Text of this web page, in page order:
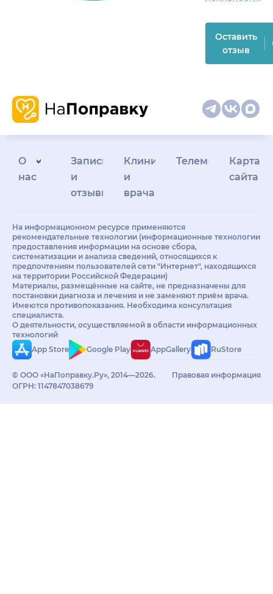
Оставить
отзыв
О
нас
Запись
и
отзывы
Клиникам
и
врачам
Телемедицина
Карта
сайта
На информационном ресурсе применяются
рекомендательные технологии (информационные технологии
предоставления информации на основе сбора,
систематизации и анализа сведений, относящихся к
предпочтениям пользователей сети "Интернет", находящихся
на территории Российской Федерации)
Материалы, размещённые на сайте, не предназначены для
постановки диагноза и лечения и не заменяют приём врача.
Имеются противопоказания. Необходима консультация
специалиста.
О деятельности, осуществляемой в области информационных
технологий
App Store
Google Play AppGallery RuStore
© ООО «НаПоправку.Ру», 2014—2026.
ОГРН: 1147847038679
Правовая информация